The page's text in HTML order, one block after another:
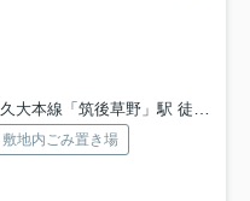
久大本線「筑後草野」駅 徒歩81分
敷地内ごみ置き場